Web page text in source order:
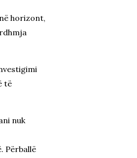
horizont,
të
nuk
Përballë